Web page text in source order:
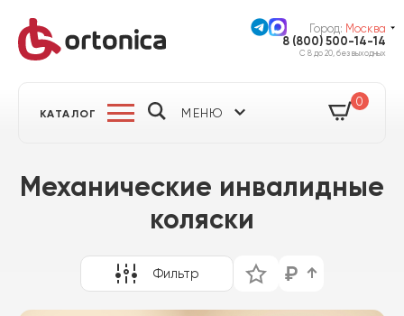
Город: Москва
8 (800) 500-14-14
С 8 до 20, без выходных
КАТАЛОГ МЕНЮ
0
Механические инвалидные
коляски
Фильтр